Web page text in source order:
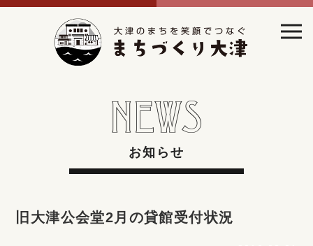
お知らせ
旧大津公会堂2月の貸館受付状況